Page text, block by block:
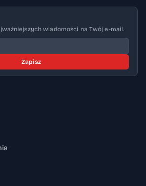
wiadomości na Twój e-mail.
Zapisz